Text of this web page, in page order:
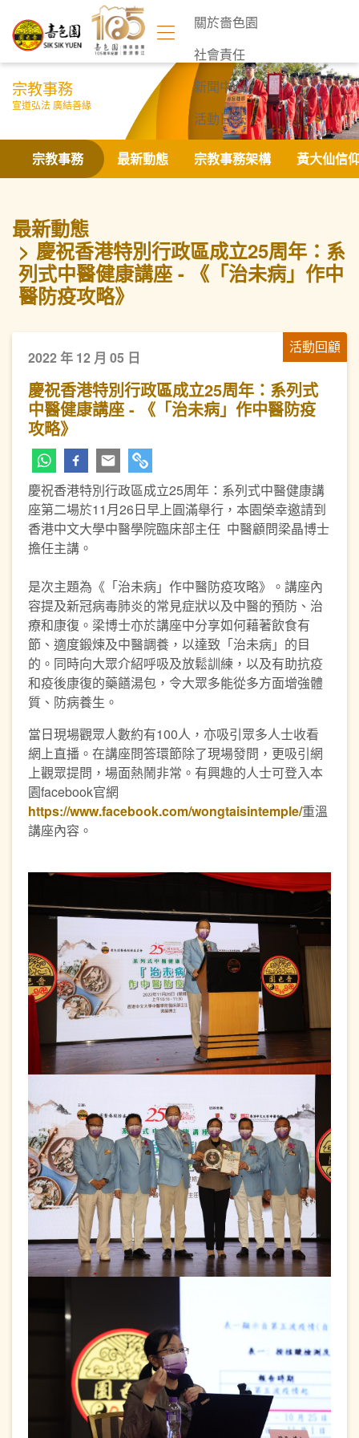
關於嗇色園
社會責任
新聞中心
活動日誌
聯絡我們
宗教事務
宣道弘法 廣結善緣
宗教事務 最新動態 宗教事務架構 黃大仙信
最新動態
慶祝香港特別行政區成立25周年：系
列式中醫健康講座 - 《「治未病」作中
醫防疫攻略》
活動回顧
2022 年 12 月 05 日
慶祝香港特別行政區成立25周年：系列式
中醫健康講座 - 《「治未病」作中醫防疫
攻略》
慶祝香港特別行政區成立25周年：系列式中醫健康講
座第二場於11月26日早上圓滿舉行，本園榮幸邀請到
香港中文大學中醫學院臨床部主任 中醫顧問梁晶博士
擔任主講。
是次主題為《「治未病」作中醫防疫攻略》。講座內
容提及新冠病毒肺炎的常見症狀以及中醫的預防、治
療和康復。梁博士亦於講座中分享如何藉著飲食有
節、適度鍛煉及中醫調養，以達致「治未病」的目
的。同時向大眾介紹呼吸及放鬆訓練，以及有助抗疫
和疫後康復的藥饍湯包，令大眾多能從多方面增強體
質、防病養生。
當日現場觀眾人數約有100人，亦吸引眾多人士收看
網上直播。在講座問答環節除了現場發問，更吸引網
上觀眾提問，場面熱鬧非常。有興趣的人士可登入本
園facebook官網
https://www.facebook.com/wongtaisintemple/重溫
講座內容。